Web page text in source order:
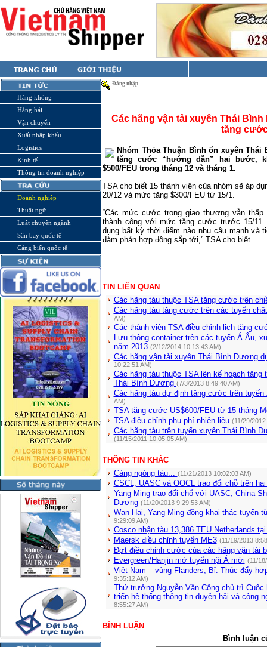
Hàng không
Hàng hải
Vận chuyển
Xuất nhập khẩu
Logistics
Kinh tế
Thông tin doanh nghiệp
Doanh nghiệp
Thuật ngữ
Luật chuyên ngành
Sân bay quốc tế
Cảng biển quốc tế
Đăng nhập
Các hãng vận tải xuyên Thái
tăng
Nhóm Thỏa Thuận Bình ổn xuyên
tăng cước “hướng dẫn” hai bước,
$500/FEU trong tháng 12 và tháng 1.
TSA cho biết 15 thành viên của nhóm sẽ áp
20/12 và mức tăng $300/FEU từ 15/1.
“Các mức cước trong giao thương vẫn
thành công với mức tăng cước trước 15/11.
dụng bất kỳ thời điểm nào nhu cầu mạnh và
đàm phán hợp đồng sắp tới,” TSA cho biết.
TIN LIÊN QUAN
Các hãng tàu thuộc TSA tăng cước trên
Các hãng tàu tăng cước trên các tuyến
AM)
Các thành viên TSA điều chỉnh lịch tăng
Lưu thông container trên các tuyến Á-Âu,
năm 2013 (2/12/2014 10:13:43 AM)
Các hãng vận tải xuyên Thái Bình Dương
10:22:51 AM)
Các hãng tàu thuộc TSA lên kế hoạch
Thái Bình Dương (7/3/2013 8:49:40 AM)
Các hãng tàu dự định tăng cước trên
AM)
TSA tăng cước US$600/FEU từ 15 tháng
TSA điều chỉnh phụ phí nhiên liệu (11/29/
Các hãng tàu trên tuyến xuyên Thái Bình
(11/15/2011 10:05:05 AM)
THÔNG TIN KHÁC
Cảng ngóng tàu... (11/21/2013 10:02:03 AM)
CSCL, UASC và OOCL trao đổi chỗ trên
Yang Ming trao đổi chổ với UASC, China
Dương (11/20/2013 9:29:53 AM)
Wan Hai, Yang Ming đồng khai thác tuyến
9:29:09 AM)
Cosco nhận tàu 13,386 TEU Netherlands
Maersk điều chỉnh tuyến ME3 (11/19/2013
Đợt điều chỉnh cước của các hãng vận tải
Evergreen/Hanjin mở tuyến nội Á mới (11/
Việt Nam – vùng Flanders, Bỉ: Thúc đẩy
9:35:12 AM)
Thứ trưởng Nguyễn Văn Công chủ trì
triển hệ thống thông tin duyên hải và công
8:55:27 AM)
BÌNH LUẬN
Bình luận